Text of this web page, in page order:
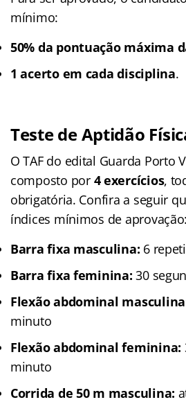
mínimo:
50% da pontuação máxima
1 acerto em cada disciplina.
Teste de Aptidão
O TAF do edital Guarda Porto
composto por 4 exercícios,
obrigatória. Confira a seguir
índices mínimos de aprovação:
Barra fixa masculina: 6
Barra fixa feminina: 30
Flexão abdominal
minuto
Flexão abdominal feminina:
minuto
Corrida de 50 m masculina: